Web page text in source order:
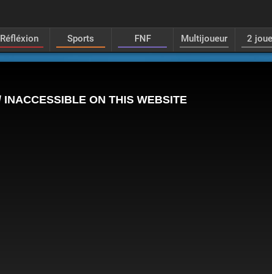
Réfléxion Sports FNF Multijoueur 2